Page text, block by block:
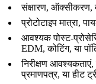
संक्षारण, ऑक्सीकरण,
प्रोटोटाइप मात्रा,
आवश्यक पोस्ट-
EDM, कोटिंग, या
निरीक्षण
प्रमाणपत्र, या हीट